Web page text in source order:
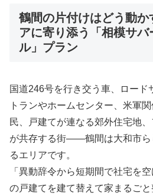
鶴間の片付けはどう動
アに寄り添う「相模サバ
ル」プラン
国道246号を行き交う車、ロード
トランやホームセンター、米軍
民、戸建てが連なる郊外住宅地
が共存する街――鶴間は大和市ら
るエリアです。
「異動辞令から短期間で社宅を
の戸建てを建て替えて家まるご